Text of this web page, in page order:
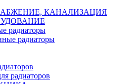
КАНАЛИЗАЦИЯ
радиаторы
радиаторы
радиаторов